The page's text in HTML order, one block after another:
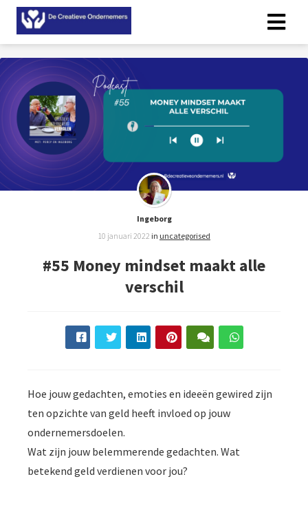
Ingeborg
10 januari 2022 in uncategorised
#55 Money mindset maakt alle
verschil
Hoe jouw gedachten, emoties en ideeën gewired zijn
ten opzichte van geld heeft invloed op jouw
ondernemersdoelen.
Wat zijn jouw belemmerende gedachten. Wat
betekend geld verdienen voor jou?